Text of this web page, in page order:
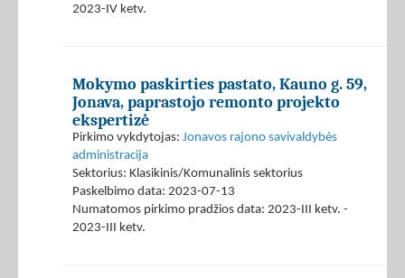
2023-IV ketv.
Mokymo paskirties pastato, Kauno g. 59,
Jonava, paprastojo remonto projekto
ekspertizė
Pirkimo vykdytojas: Jonavos rajono savivaldybės
administracija
Sektorius: Klasikinis/Komunalinis sektorius
Paskelbimo data: 2023-07-13
Numatomos pirkimo pradžios data: 2023-III ketv. -
2023-III ketv.